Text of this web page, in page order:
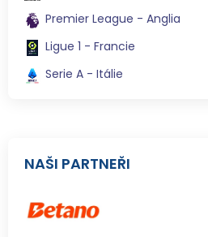
Premier League - Anglia
Ligue 1 - Francie
Serie A - Itálie
NAŠI PARTNEŘI